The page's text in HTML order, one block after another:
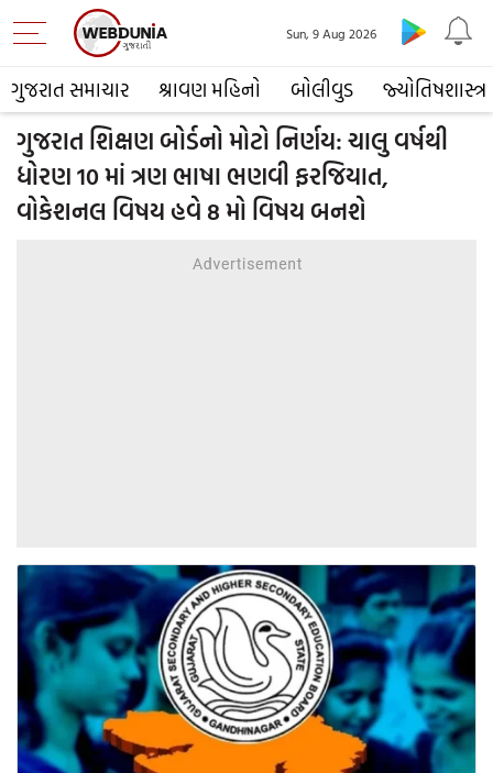
ગુજરાત સમાચાર શ્રાવણ મહિનો બોલીવુડ જ્યોતિષશાસ્ત્ર
Sun, 9 Aug 2026
ગુજરાત શિક્ષણ બોર્ડનો મોટો નિર્ણય: ચાલુ વર્ષથી
ધોરણ 10 માં ત્રણ ભાષા ભણવી ફરજિયાત,
વોકેશનલ વિષય હવે 8 મો વિષય બનશે